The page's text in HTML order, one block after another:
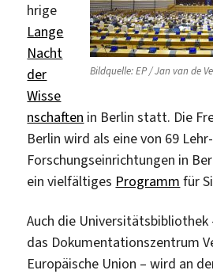
Bildquelle: EP / Jan van de
hrige
Lange
Nacht
der
Wisse
nschaften in Berlin statt. Die
Berlin wird als eine von 69
Forschungseinrichtungen in
ein vielfältiges Programm für
Auch die
das Dokumentationszentrum
Europäische Union – wird an